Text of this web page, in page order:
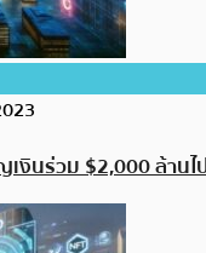
งินร่วม $2,000 ล้าน